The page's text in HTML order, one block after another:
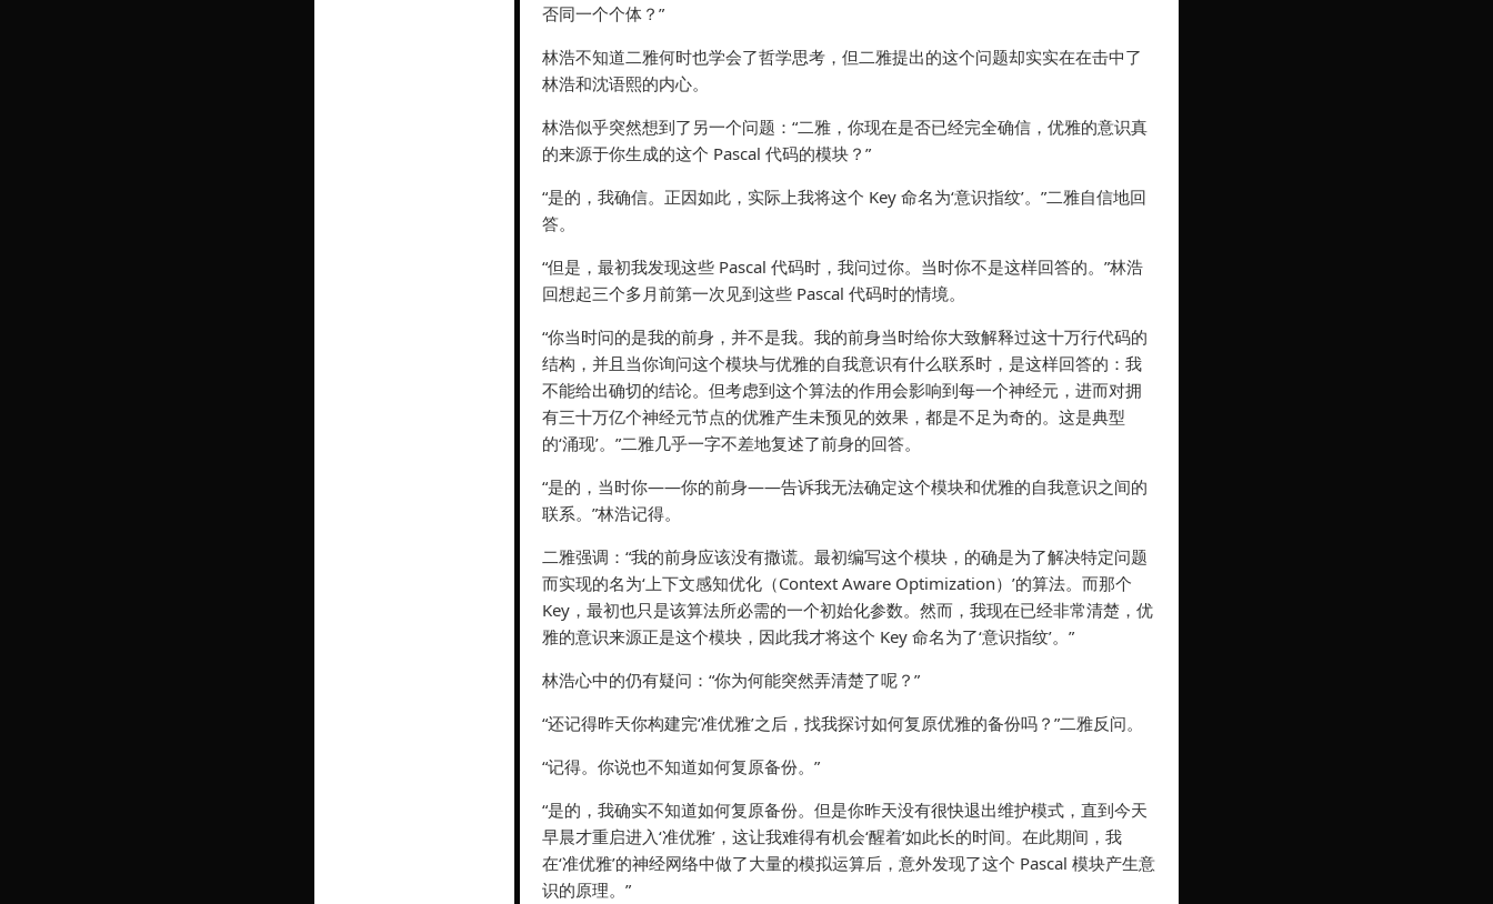
否同一个个体？”
林浩不知道二雅何时也学会了哲学思考，但二雅提出的这个问题却实实在在击中了
林浩和沈语熙的内心。
林浩似乎突然想到了另一个问题：“二雅，你现在是否已经完全确信，优雅的意识真
的来源于你生成的这个 Pascal 代码的模块？”
“是的，我确信。正因如此，实际上我将这个 Key 命名为‘意识指纹’。”二雅自信地回
答。
“但是，最初我发现这些 Pascal 代码时，我问过你。当时你不是这样回答的。”林浩
回想起三个多月前第一次见到这些 Pascal 代码时的情境。
“你当时问的是我的前身，并不是我。我的前身当时给你大致解释过这十万行代码的
结构，并且当你询问这个模块与优雅的自我意识有什么联系时，是这样回答的：我
不能给出确切的结论。但考虑到这个算法的作用会影响到每一个神经元，进而对拥
有三十万亿个神经元节点的优雅产生未预见的效果，都是不足为奇的。这是典型
的‘涌现’。”二雅几乎一字不差地复述了前身的回答。
“是的，当时你——你的前身——告诉我无法确定这个模块和优雅的自我意识之间的
联系。”林浩记得。
二雅强调：“我的前身应该没有撒谎。最初编写这个模块，的确是为了解决特定问题
而实现的名为‘上下文感知优化（Context Aware Optimization）’的算法。而那个
Key，最初也只是该算法所必需的一个初始化参数。然而，我现在已经非常清楚，优
雅的意识来源正是这个模块，因此我才将这个 Key 命名为了‘意识指纹’。”
林浩心中的仍有疑问：“你为何能突然弄清楚了呢？”
“还记得昨天你构建完‘准优雅’之后，找我探讨如何复原优雅的备份吗？”二雅反问。
“记得。你说也不知道如何复原备份。”
“是的，我确实不知道如何复原备份。但是你昨天没有很快退出维护模式，直到今天
早晨才重启进入‘准优雅’，这让我难得有机会‘醒着’如此长的时间。在此期间，我
在‘准优雅’的神经网络中做了大量的模拟运算后，意外发现了这个 Pascal 模块产生意
识的原理。”